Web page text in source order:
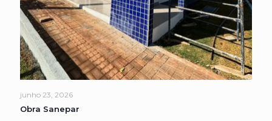
junho 23, 2026
Obra Sanepar